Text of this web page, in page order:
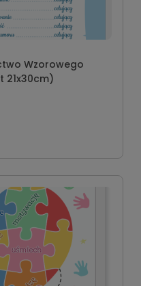
Wzorowego
21x30cm)